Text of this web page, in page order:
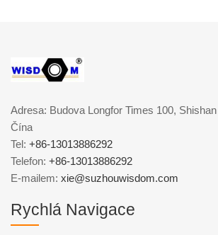
Adresa: Budova Longfor Times 100,
Čína
Tel: +86-13013886292
Telefon: +86-13013886292
E-mailem: xie@suzhouwisdom.com
Rychlá Navigace